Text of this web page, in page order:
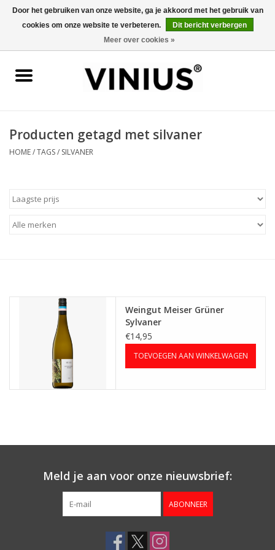
0 Artikelen - €0,00
Wijn per kleur/soort
Wijnproeverij
Over Vinius
Aanbieding
Producten getagd met silvaner
HOME/TAGS/ SILVANER
Weingut Meiser Grüner
Sylvaner
€14,95
TOEVOEGEN AAN WINKELWAGEN
Meld je aan voor onze nieuwsbrief:
ABONNEER
Door het gebruiken van onze website, ga je akkoord met het gebruik van
cookies om onze website te verbeteren.
Dit bericht verbergen
Meer over cookies »